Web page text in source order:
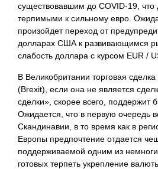
существовавшим до COVID-19, что
терпимыми к сильному евро.
произойдет переход от
долларах США к развивающимся
слабость доллара с курсом EUR /
В Великобритании торговая
(Brexit), если она не является
сделки», скорее всего, поддержит
Ожидается, что в первую очередь
Скандинавии, в то время как в
Европы предпочтение отдается
поддерживаемой одним из
готовых терпеть укрепление